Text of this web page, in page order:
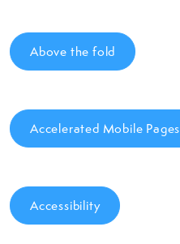
Above the fold
Accelerated Mobile Pages
Accessibility